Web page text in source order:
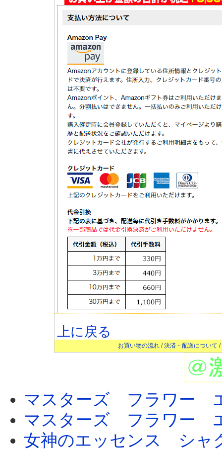
上に戻る
お買い物の流れ /決済・配送について /
マスターズ フラワー
マスターズ フラワー
女神のエッセンス シャ